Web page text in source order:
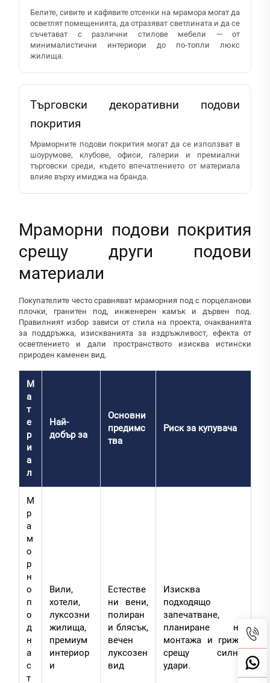
Белите, сивите и кафявите отсенки на мрамора могат да
осветлят помещенията, да отразяват светлината и да се
съчетават с различни стилове мебели — от
минималистични интериори до по-топли люкс
жилища.
Търговски декоративни подови
покрития
Мраморните подови покрития могат да се използват в
шоурумове, клубове, офиси, галерии и премиални
търговски среди, където впечатлението от материала
влияе върху имиджа на бранда.
Мраморни подови покрития
срещу други подови
материали
Покупателите често сравняват мраморния под с порцеланови
плочки, гранитен под, инженерен камък и дървен под.
Правилният избор зависи от стила на проекта, очакванията
за поддръжка, изискванията за издръжливост, ефекта от
осветлението и дали пространството изисква истински
природен каменен вид.
М
а
т
е
р
и
а
л
Най-
добър за
Основни
предимс
тва
Риск за купувача
М
р
а
м
о
р
н
о
п
о
д
н
а
с
т
Вили,
хотели,
луксозни
жилища,
премиум
интериор
и
Естестве
ни вени,
полиран
и блясък,
вечен
луксозен
вид
Изисква
подходящо
запечатване,
планиране на
монтажа и грижа
срещу силни
удари.